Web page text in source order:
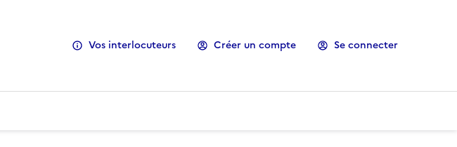
Vos interlocuteurs Créer un compte Se connecter